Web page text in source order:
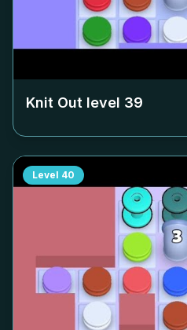
Knit Out level 39
Level 40